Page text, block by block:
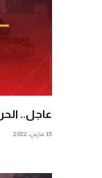
عاجل..
15 مارس، 2022